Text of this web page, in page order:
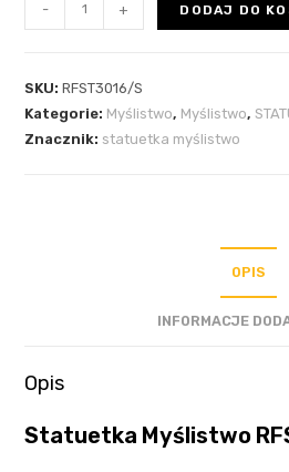
- + DODAJ DO
SKU:RFST3016/S
Kategorie: Myślistwo, Myślistwo,
Znacznik: statuetka myślistwo
OPIS
INFORMACJE
Opis
Statuetka Myślistwo